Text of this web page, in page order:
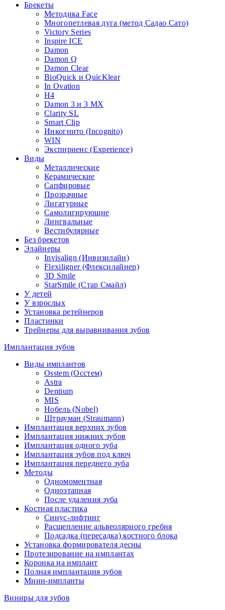
Брекеты
Методика Face
Многопетлевая дуга (метод Садао Сато)
Victory Series
Inspire ICE
Damon
Damon Q
Damon Clear
BioQuick и QuicKlear
In Ovation
H4
Damon 3 и 3 MX
Clarity SL
Smart Clip
Инкогнито (Incognito)
WIN
Экспириенс (Experience)
Виды
Металлические
Керамические
Сапфировые
Прозрачные
Лигатурные
Самолигирующие
Лингвальные
Вестибулярные
Без брекетов
Элайнеры
Invisalign (Инвизилайн)
Flexiligner (Флексилайнер)
3D Smile
StarSmile (Стар Смайл)
У детей
У взрослых
Установка ретейнеров
Пластинки
Трейнеры для выравнивания зубов
Имплантация зубов
Виды имплантов
Osstem (Осстем)
Astra
Dentium
MIS
Нобель (Nobel)
Штрауман (Straumann)
Имплантация верхних зубов
Имплантация нижних зубов
Имплантация одного зуба
Имплантация зубов под ключ
Имплантация переднего зуба
Методы
Одномоментная
Одноэтапная
После удаления зуба
Костная пластика
Синус-лифтинг
Расщепление альвеолярного гребня
Подсадка (пересадка) костного блока
Установка формирователя десны
Протезирование на имплантах
Коронка на имплант
Полная имплантация зубов
Мини-импланты
Виниры для зубов